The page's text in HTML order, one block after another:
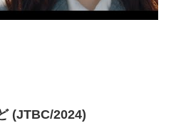
(JTBC/2024)